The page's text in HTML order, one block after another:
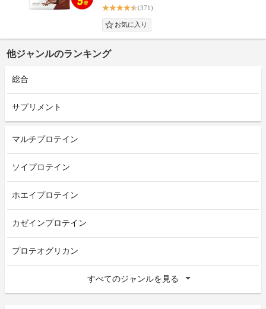
(371)
他ジャンルのランキング
総合
サプリメント
マルチプロテイン
ソイプロテイン
ホエイプロテイン
カゼインプロテイン
プロテオグリカン
すべてのジャンルを見る